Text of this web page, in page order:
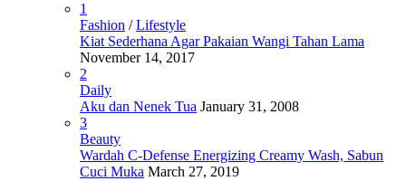
1
Fashion /Lifestyle
Kiat Sederhana Agar Pakaian Wangi Tahan Lama
November 14, 2017
2
Daily
Aku dan Nenek Tua January 31, 2008
3
Beauty
Wardah C-Defense Energizing Creamy Wash, Sabun
Cuci Muka March 27, 2019